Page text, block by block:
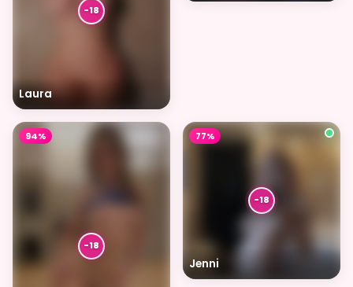
Laura
94%
Jenni
77%